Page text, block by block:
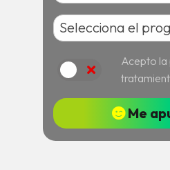
Acepto
Acepto la
Me